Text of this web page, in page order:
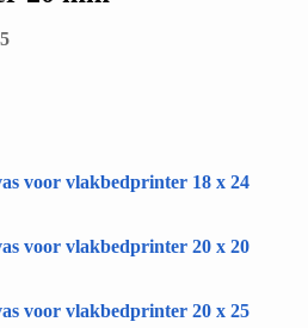
voor vlakbedprinter 18 x 24
voor vlakbedprinter 20 x 20
voor vlakbedprinter 20 x 25